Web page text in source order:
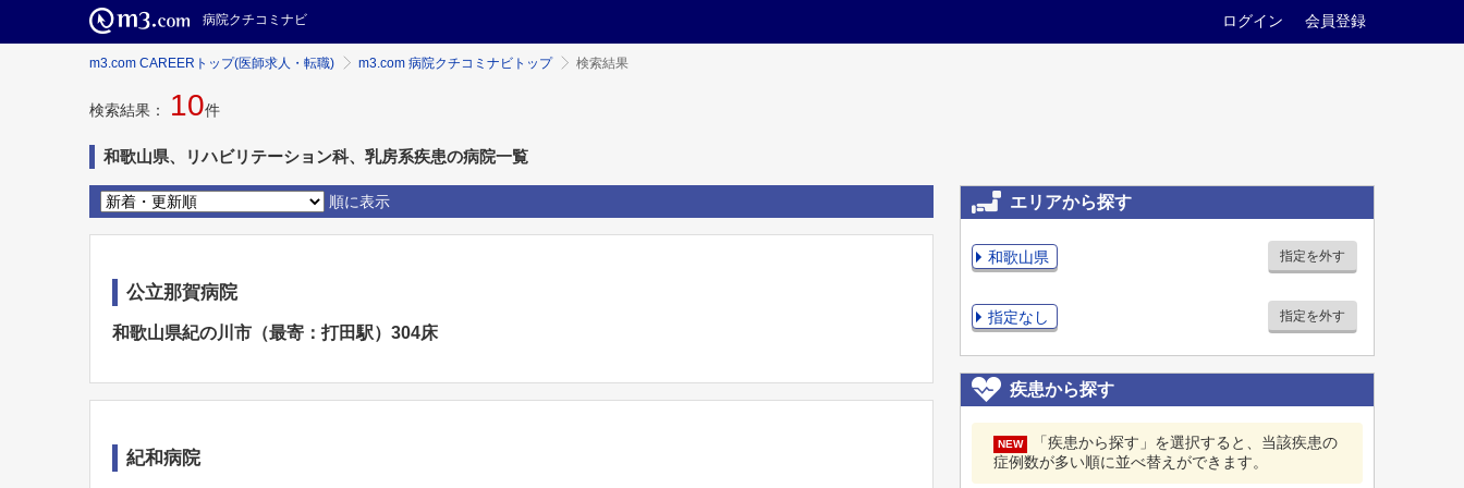
病院クチコミナビ ログイン 会員登録
m3.com CAREERトップ(医師求人・転職) m3.com 病院クチコミナビトップ 検索結果
検索結果： 10件
和歌山県、リハビリテーション科、乳房系疾患の病院一覧
順に表示
公立那賀病院
和歌山県紀の川市（最寄：打田駅）304床
紀和病院
エリアから探す
和歌山県 指定を外す
指定なし 指定を外す
疾患から探す
NEW
「疾患から探す」を選択すると、当該疾患の
症例数が多い順に並べ替えができます。